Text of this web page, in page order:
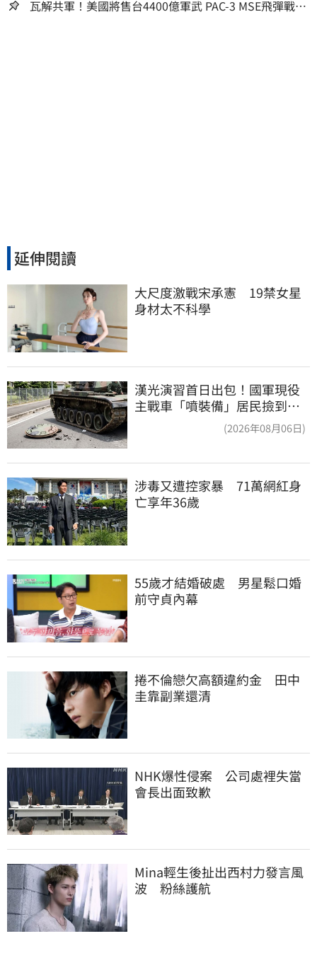
瓦解共軍！美國將售台4400億軍武 PAC-3 MSE飛彈戰力
延伸閱讀
大尺度激戰宋承憲　19禁女星
身材太不科學
漢光演習首日出包！國軍現役
主戰車「噴裝備」居民撿到零
(2026年08月06日)
涉毒又遭控家暴　71萬網紅身
亡享年36歲
55歲才結婚破處　男星鬆口婚
前守貞內幕
捲不倫戀欠高額違約金　田中
圭靠副業還清
NHK爆性侵案　公司處裡失當
會長出面致歉
Mina輕生後扯出西村力發言風
波　粉絲護航